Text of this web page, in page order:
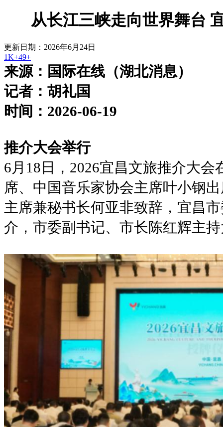
从长江三峡走向世界舞台
更新日期：2026年6月24日
1K+49+
来源：国际在线（湖北消息）
记者：胡礼国
时间：2026-06-19
推介大会举行
6月18日，2026宜昌文旅推介大
席、中国音乐家协会主席叶小钢
主席兼秘书长何亚非致辞，宜昌
介，市委副书记、市长陈红辉主